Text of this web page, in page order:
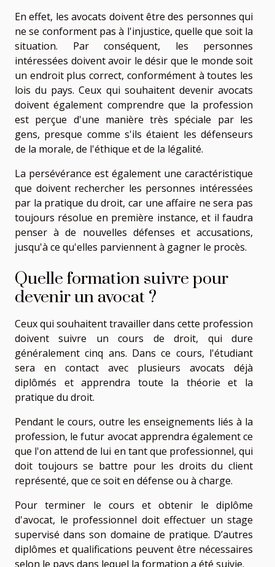
En effet, les avocats doivent être des personnes qui
ne se conforment pas à l'injustice, quelle que soit la
situation. Par conséquent, les personnes
intéressées doivent avoir le désir que le monde soit
un endroit plus correct, conformément à toutes les
lois du pays. Ceux qui souhaitent devenir avocats
doivent également comprendre que la profession
est perçue d'une manière très spéciale par les
gens, presque comme s'ils étaient les défenseurs
de la morale, de l'éthique et de la légalité.
La persévérance est également une caractéristique
que doivent rechercher les personnes intéressées
par la pratique du droit, car une affaire ne sera pas
toujours résolue en première instance, et il faudra
penser à de nouvelles défenses et accusations,
jusqu'à ce qu'elles parviennent à gagner le procès.
Quelle formation suivre pour
devenir un avocat ?
Ceux qui souhaitent travailler dans cette profession
doivent suivre un cours de droit, qui dure
généralement cinq ans. Dans ce cours, l'étudiant
sera en contact avec plusieurs avocats déjà
diplômés et apprendra toute la théorie et la
pratique du droit.
Pendant le cours, outre les enseignements liés à la
profession, le futur avocat apprendra également ce
que l'on attend de lui en tant que professionnel, qui
doit toujours se battre pour les droits du client
représenté, que ce soit en défense ou à charge.
Pour terminer le cours et obtenir le diplôme
d'avocat, le professionnel doit effectuer un stage
supervisé dans son domaine de pratique. D’autres
diplômes et qualifications peuvent être nécessaires
selon le pays dans lequel la formation a été suivie.